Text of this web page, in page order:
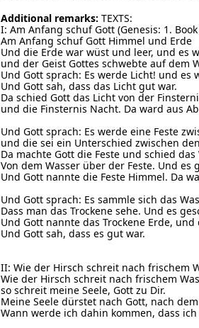
Additional remarks: TEXTS:
I: Am Anfang schuf Gott (Genesis: 1.
Am Anfang schuf Gott Himmel und Erde
Und die Erde war wüst und leer, und es
und der Geist Gottes schwebte auf dem
Und Gott sprach: Es werde Licht! und es
Und Gott sah, dass das Licht gut war.
Da schied Gott das Licht von der
und die Finsternis Nacht. Da ward aus
Und Gott sprach: Es werde eine Feste
und die sei ein Unterschied zwischen
Da machte Gott die Feste und schied
Von dem Wasser über der Feste. Und es
Und Gott nannte die Feste Himmel. Da
Und Gott sprach: Es sammle sich das
Dass man das Trockene sehe. Und es
Und Gott nannte das Trockene Erde,
Und Gott sah, dass es gut war.
II: Wie der Hirsch schreit nach frischem
Wie der Hirsch schreit nach frischem
so schreit meine Seele, Gott zu Dir.
Meine Seele dürstet nach Gott, nach
Wann werde ich dahin kommen, dass